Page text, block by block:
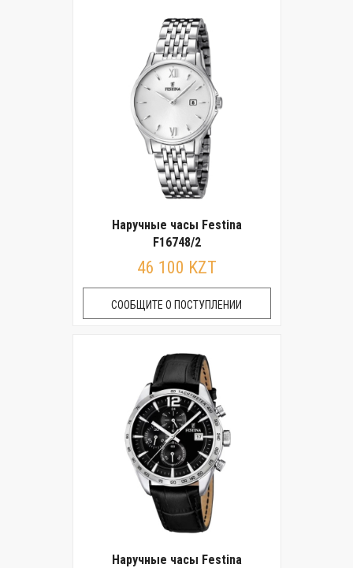
Наручные часы Festina
F16748/2
46 100 KZT
СООБЩИТЕ О ПОСТУПЛЕНИИ
Наручные часы Festina